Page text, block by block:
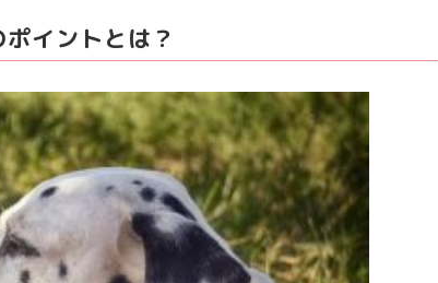
イントとは？